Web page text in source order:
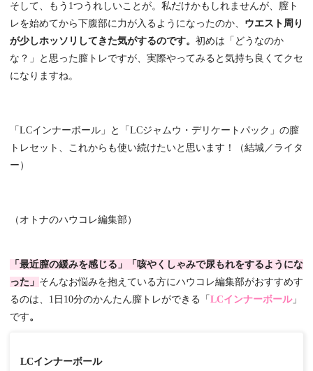
そして、もう1つうれしいことが。私だけかもしれませんが、膣ト
レを始めてから下腹部に力が入るようになったのか、 ウエスト周り
が少しホッソリしてきた気がするのです。 初めは「どうなのか
な？」と思った膣トレですが、実際やってみると気持ち良くてクセ
になりますね。
「LCインナーボール」と「LCジャムウ・デリケートパック」の膣
トレセット、これからも使い続けたいと思います！（結城／ライタ
ー）
（オトナのハウコレ編集部）
「最近膣の緩みを感じる」「咳やくしゃみで尿もれをするようにな
った」 そんなお悩みを抱えている方にハウコレ編集部がおすすめす
るのは、1日10分のかんたん膣トレができる
「 LCインナーボール」
です。
LCインナーボール